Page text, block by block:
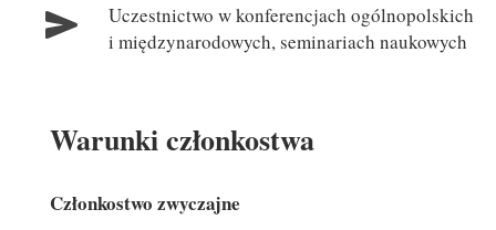
Członkostwo zwyczajne
Warunki członkostwa
Uczestnictwo w konferencjach ogólnopolskich
i międzynarodowych, seminariach naukowych